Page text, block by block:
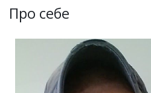
Про себе